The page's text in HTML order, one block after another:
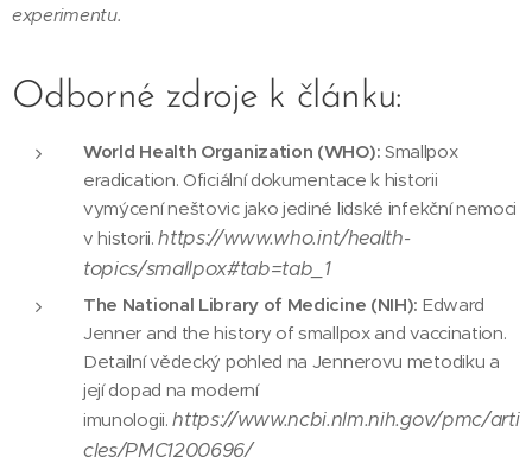
experimentu.
Odborné zdroje k článku:
World Health Organization (WHO): Smallpox
eradication. Oficiální dokumentace k historii
vymýcení neštovic jako jediné lidské infekční nemoci
v historii.https://www.who.int/health-
topics/smallpox#tab=tab_1
The National Library of Medicine (NIH): Edward
Jenner and the history of smallpox and vaccination.
Detailní vědecký pohled na Jennerovu metodiku a
její dopad na moderní
imunologii.https://www.ncbi.nlm.nih.gov/pmc/arti
cles/PMC1200696/